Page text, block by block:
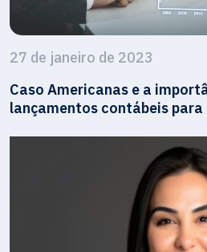
27 de janeiro de 2023
Caso Americanas e a
lançamentos contábeis